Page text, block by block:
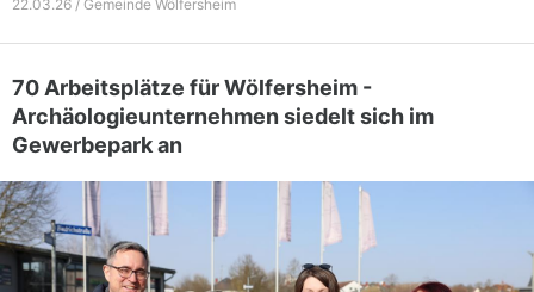
22.03.26 / Gemeinde Wölfersheim
70 Arbeitsplätze für Wölfersheim -
Archäologieunternehmen siedelt sich im
Gewerbepark an